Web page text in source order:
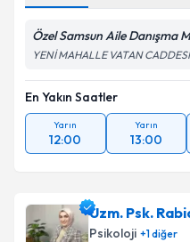
Özel Samsun Aile Danışma
YENİ MAHALLE VATAN
En Yakın Saatler
Yarın
12:00
Yarın
13:00
Uzm. Psk.
Psikoloji +1diğer